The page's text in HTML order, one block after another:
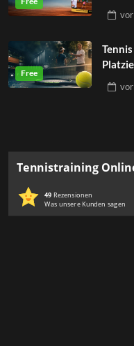
der
vor
Tennistraining
49 Rezensionen
Was unsere Kunden sagen